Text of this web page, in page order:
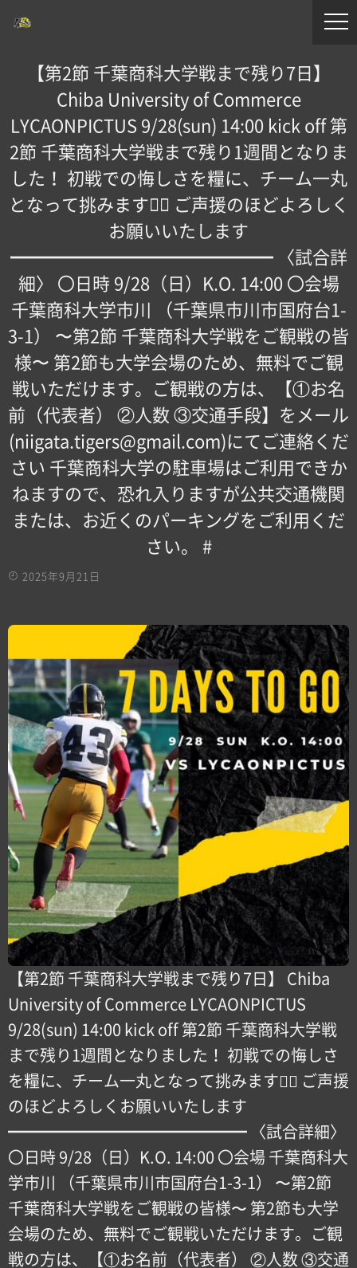
【第2節 千葉商科大学戦まで残り7日】
Chiba University of Commerce
LYCAONPICTUS 9/28(sun) 14:00 kick off 第
2節 千葉商科大学戦まで残り1週間となりま
した！ 初戦での悔しさを糧に、チーム一丸
となって挑みます！🏻 ご声援のほどよろしく
お願いいたします
━━━━━━━━━━━━━━━ 〈試合詳
細〉 〇日時 9/28（日）K.O. 14:00 〇会場
千葉商科大学市川 （千葉県市川市国府台1-
3-1） 〜第2節 千葉商科大学戦をご観戦の皆
様〜 第2節も大学会場のため、無料でご観
戦いただけます。ご観戦の方は、【①お名
前（代表者） ②人数 ③交通手段】をメール
(niigata.tigers@gmail.com)にてご連絡くだ
さい 千葉商科大学の駐車場はご利用できか
ねますので、恐れ入りますが公共交通機関
または、お近くのパーキングをご利用くだ
さい。 #
2025年9月21日
【第2節 千葉商科大学戦まで残り7日】 Chiba
University of Commerce LYCAONPICTUS
9/28(sun) 14:00 kick off 第2節 千葉商科大学戦
まで残り1週間となりました！ 初戦での悔しさ
を糧に、チーム一丸となって挑みます！🏻 ご声援
のほどよろしくお願いいたします
━━━━━━━━━━━━━━━ 〈試合詳細〉
〇日時 9/28（日）K.O. 14:00 〇会場 千葉商科大
学市川 （千葉県市川市国府台1-3-1） 〜第2節
千葉商科大学戦をご観戦の皆様〜 第2節も大学
会場のため、無料でご観戦いただけます。ご観
戦の方は、【①お名前（代表者） ②人数 ③交通